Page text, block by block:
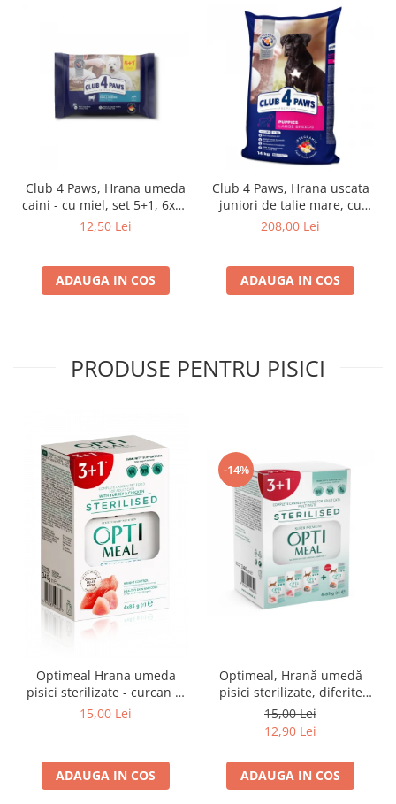
Club 4 Paws, Hrana umeda
caini - cu miel, set 5+1, 6x80
g
12,50 Lei
ADAUGA IN COS
Club 4 Paws, Hrana uscata
juniori de talie mare, cu
pui, 14kg
208,00 Lei
ADAUGA IN COS
PRODUSE PENTRU PISICI
Optimeal Hrana umeda
pisici sterilizate - curcan si
pui in sos, set 3+1,
15,00 Lei
ADAUGA IN COS
-14%
Optimeal, Hrană umedă
pisici sterilizate, diferite
arome, (3+1), 0.34kg
15,00 Lei
12,90 Lei
ADAUGA IN COS